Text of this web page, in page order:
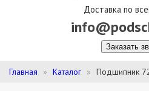
Доставка по
Заказать
Главная Каталог Подшипник